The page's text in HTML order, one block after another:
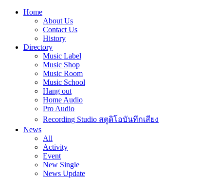
Home
About Us
Contact Us
History
Directory
Music Label
Music Shop
Music Room
Music School
Hang out
Home Audio
Pro Audio
Recording Studio สตูดิโอบันทึกเสียง
News
All
Activity
Event
New Single
News Update